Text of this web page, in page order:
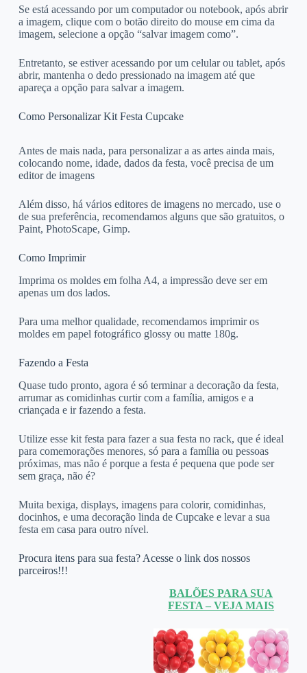
Se está acessando por um computador ou notebook, após abrir
a imagem, clique com o botão direito do mouse em cima da
imagem, selecione a opção “salvar imagem como”.
Entretanto, se estiver acessando por um celular ou tablet, após
abrir, mantenha o dedo pressionado na imagem até que
apareça a opção para salvar a imagem.
Como Personalizar Kit Festa Cupcake
Antes de mais nada, para personalizar a as artes ainda mais,
colocando nome, idade, dados da festa, você precisa de um
editor de imagens
Além disso, há vários editores de imagens no mercado, use o
de sua preferência, recomendamos alguns que são gratuitos, o
Paint, PhotoScape, Gimp.
Como Imprimir
Imprima os moldes em folha A4, a impressão deve ser em
apenas um dos lados.
Para uma melhor qualidade, recomendamos imprimir os
moldes em papel fotográfico glossy ou matte 180g.
Fazendo a Festa
Quase tudo pronto, agora é só terminar a decoração da festa,
arrumar as comidinhas curtir com a família, amigos e a
criançada e ir fazendo a festa.
Utilize esse kit festa para fazer a sua festa no rack, que é ideal
para comemorações menores, só para a família ou pessoas
próximas, mas não é porque a festa é pequena que pode ser
sem graça, não é?
Muita bexiga, displays, imagens para colorir, comidinhas,
docinhos, e uma decoração linda de Cupcake e levar a sua
festa em casa para outro nível.
Procura itens para sua festa? Acesse o link dos nossos
parceiros!!!
BALÕES PARA SUA
FESTA – VEJA MAIS